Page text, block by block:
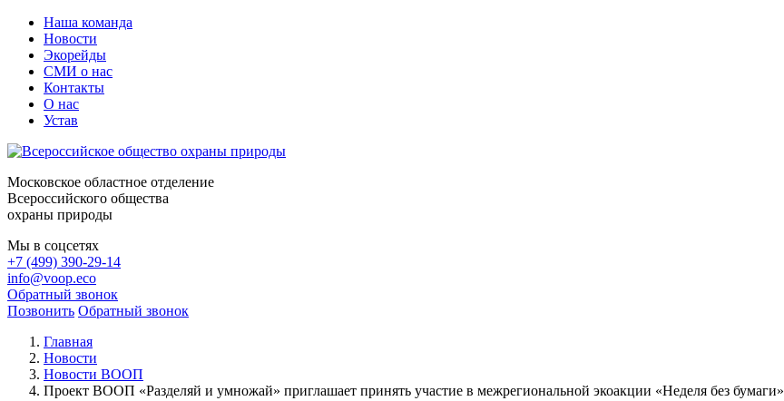
Наша команда
Новости
Экорейды
СМИ о нас
Контакты
О нас
Устав
Московское областное отделение
Всероссийского общества
охраны природы
Мы в соцсетях
+7 (499) 390-29-14
info@voop.eco
Обратный звонок
Позвонить Обратный звонок
Главная
Новости
Новости ВООП
Проект ВООП «Разделяй и умножай» приглашает принять участие в межрегиональной экоакции «Неделя без бумаги»